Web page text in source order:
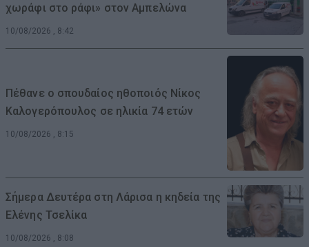
χωράφι στο ράφι» στον Αμπελώνα
10/08/2026 , 8:42
Πέθανε ο σπουδαίος ηθοποιός Νίκος
Καλογερόπουλος σε ηλικία 74 ετών
10/08/2026 , 8:15
Σήμερα Δευτέρα στη Λάρισα η κηδεία της
Ελένης Τσελίκα
10/08/2026 , 8:08